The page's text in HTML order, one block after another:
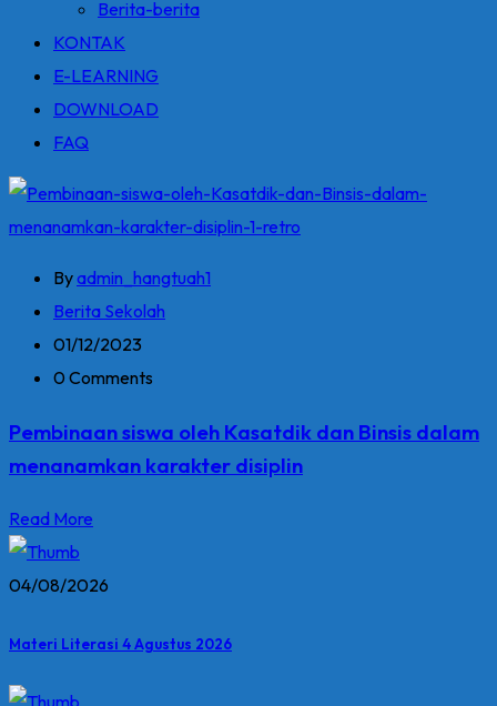
Berita-berita
KONTAK
E-LEARNING
DOWNLOAD
FAQ
Byadmin_hangtuah1
Berita Sekolah
01/12/2023
0 Comments
Pembinaan siswa oleh Kasatdik dan Binsis dalam
menanamkan karakter disiplin
Read More
04/08/2026
Materi Literasi 4 Agustus 2026